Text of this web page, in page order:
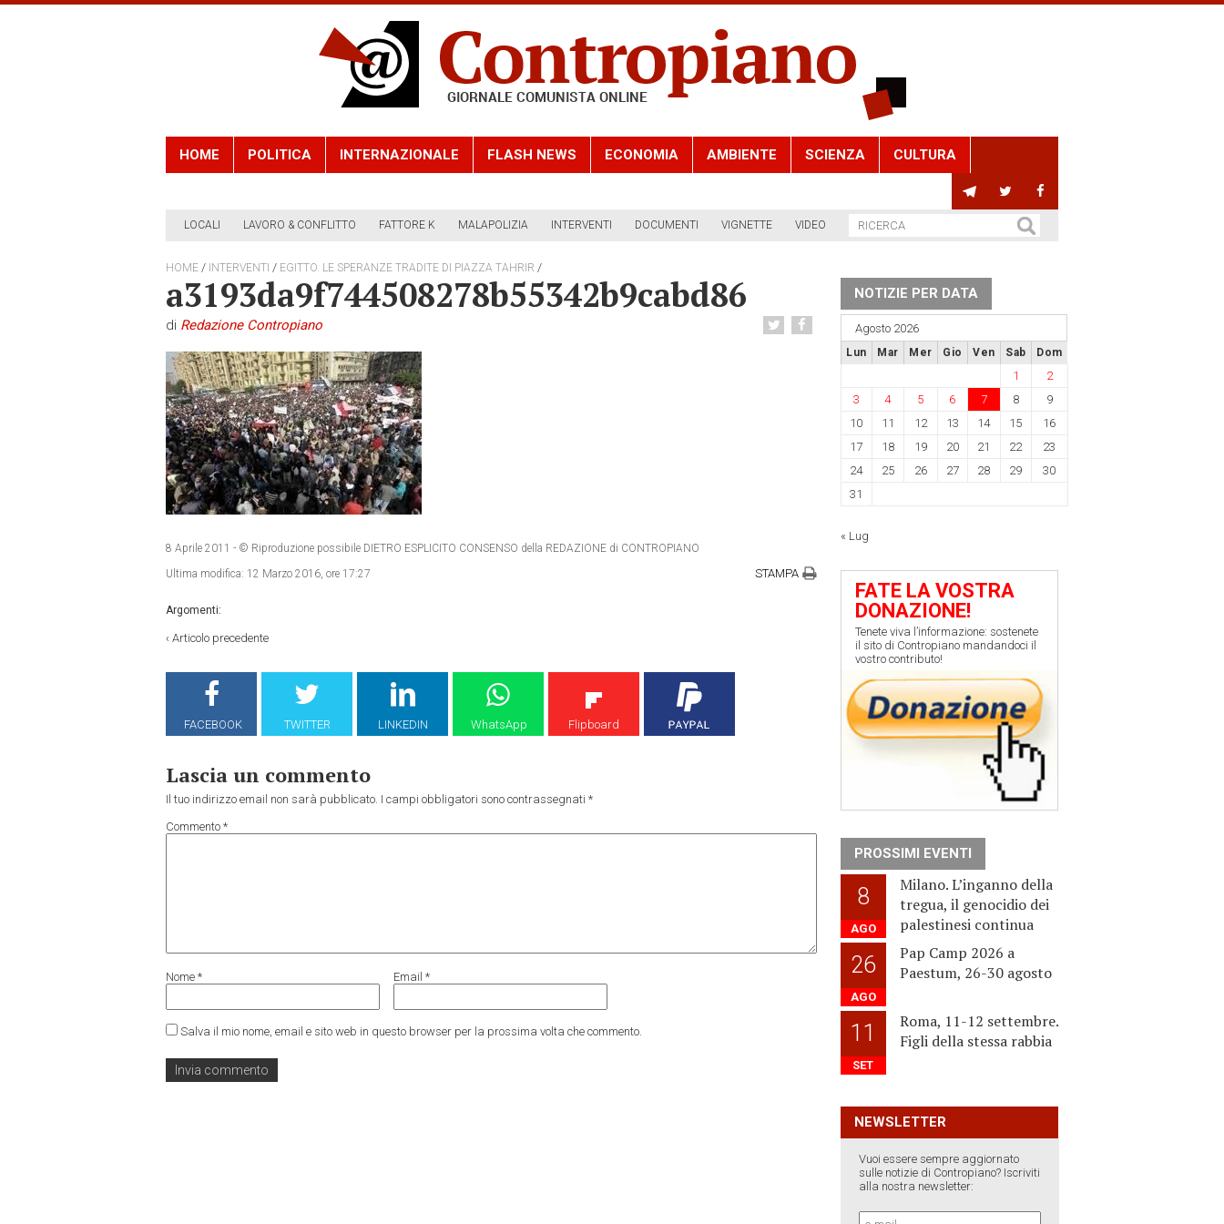
HOME POLITICA INTERNAZIONALE FLASH NEWS ECONOMIA AMBIENTE SCIENZA CULTURA
LOCALI LAVORO & CONFLITTO FATTORE K MALAPOLIZIA INTERVENTI DOCUMENTI VIGNETTE VIDEO
HOME / INTERVENTI / EGITTO. LE SPERANZE TRADITE DI PIAZZA TAHRIR /
a3193da9f744508278b55342b9cabd86
di Redazione Contropiano
8 Aprile 2011 - © Riproduzione possibile DIETRO ESPLICITO CONSENSO della REDAZIONE di CONTROPIANO
Ultima modifica: 12 Marzo 2016, ore 17:27 STAMPA
Argomenti:
‹ Articolo precedente
FACEBOOK TWITTER LINKEDIN WhatsApp Flipboard
Lascia un commento
Il tuo indirizzo email non sarà pubblicato. I campi obbligatori sono contrassegnati *
Commento *
Nome * Email *
Salva il mio nome, email e sito web in questo browser per la prossima volta che commento.
NOTIZIE PER DATA
Agosto 2026
Lun Mar Mer Gio Ven Sab Dom
1
2
3
4 5 6 7 8
9
10
11 12 13 14 15
16
17
18 19 20 21 22
23
24
25 26 27 28 29
30
31
« Lug
FATE LA VOSTRA
DONAZIONE!
Tenete viva l’informazione: sostenete
il sito di Contropiano mandandoci il
vostro contributo!
PROSSIMI EVENTI
8
AGO
Milano. L’inganno della
tregua, il genocidio dei
palestinesi continua
26
AGO
Pap Camp 2026 a
Paestum, 26-30 agosto
11
SET
Roma, 11-12 settembre.
Figli della stessa rabbia
NEWSLETTER
Vuoi essere sempre aggiornato
sulle notizie di Contropiano? Iscriviti
alla nostra newsletter: